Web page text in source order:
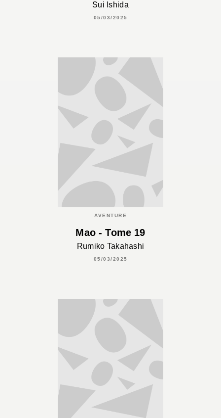
Sui Ishida
05/03/2025
AVENTURE
Mao - Tome 19
Rumiko Takahashi
05/03/2025